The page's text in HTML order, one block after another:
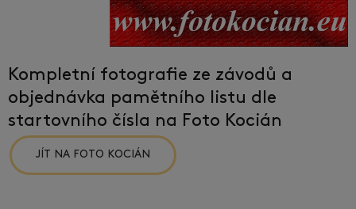
Kompletní fotografie ze závodů a
objednávka pamětního listu dle
startovního čísla na Foto Kocián
JÍT NA FOTO KOCIÁN